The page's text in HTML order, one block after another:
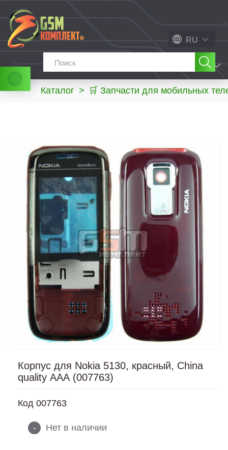
RU
МЕНЮ
Каталог > 🛒 Запчасти для мобильных
Корпус для Nokia 5130, красный, China
quality ААА (007763)
Код 007763
- Нет в наличии